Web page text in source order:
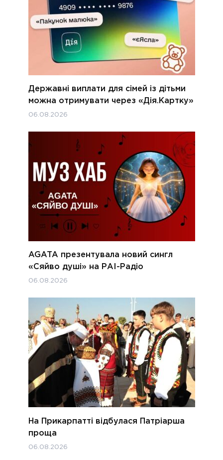
Державні виплати для сімей із дітьми
можна отримувати через «Дія.Картку»
06.08.2026
AGATA презентувала новий сингл
«Сяйво душі» на РАІ-Радіо
06.08.2026
На Прикарпатті відбулася Патріарша
проща
06.08.2026